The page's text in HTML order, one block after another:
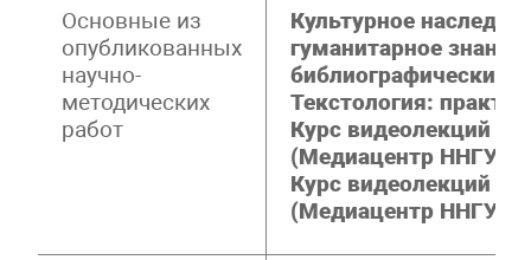
Основные из
опубликованных
научно-
методических
работ
Культурное
гуманитарное
библиографические
Текстология:
Курс видеолекций
(Медиацентр ННГУ,
Курс видеолекций
(Медиацентр ННГУ,